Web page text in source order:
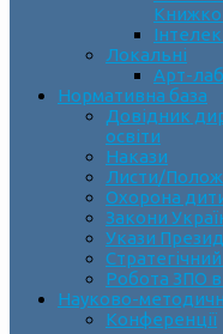
Локальні
Арт-
Нормативна база
Довідник
освіти
Накази
Листи/
Охорона
Закони
Укази
Робота ЗПО
Науково-
Конференції